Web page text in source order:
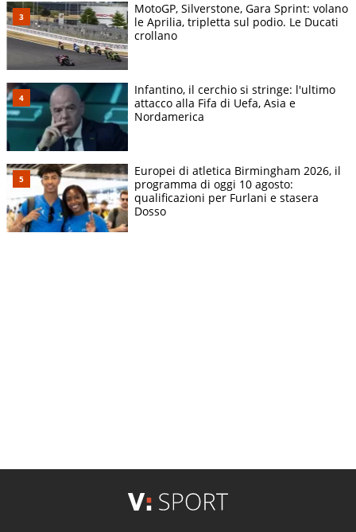
MotoGP, Silverstone, Gara Sprint: volano
le Aprilia, tripletta sul podio. Le Ducati
crollano
Infantino, il cerchio si stringe: l'ultimo
attacco alla Fifa di Uefa, Asia e
Nordamerica
Europei di atletica Birmingham 2026, il
programma di oggi 10 agosto:
qualificazioni per Furlani e stasera
Dosso